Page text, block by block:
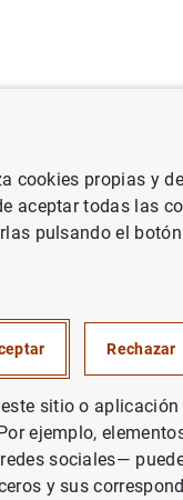
Agenda del Banco
2023
empresas no
cookies propias y
aceptar todas las
pulsando el
Rechazar
sitio o
ejemplo,
sociales—
y sus